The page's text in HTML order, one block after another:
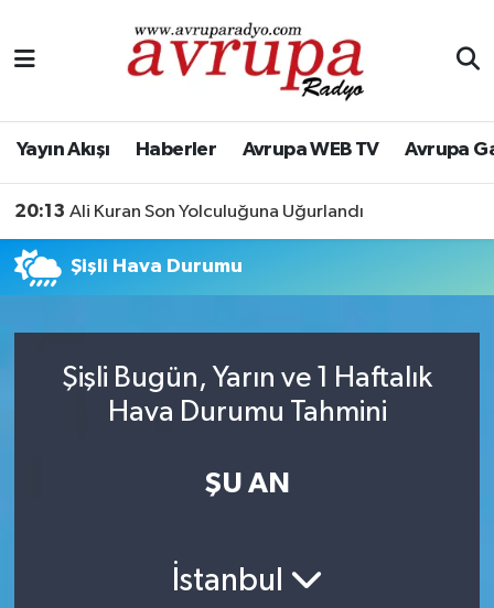
Yayın Akışı Haberler Avrupa WEB TV Avrupa
20:13 Ali Kuran Son Yolculuğuna Uğurlandı
Şişli Hava Durumu
Şişli Bugün, Yarın ve 1 Haftalık
Hava Durumu Tahmini
ŞU AN
İstanbul
Yayın Akışı
Haberler
KÜLTÜR-SANAT
Genel
Nöbetçi Eczaneler
Hava Durumu
Tüm Manşetler
Son Dakika Haberleri